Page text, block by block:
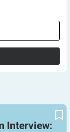
Interview: